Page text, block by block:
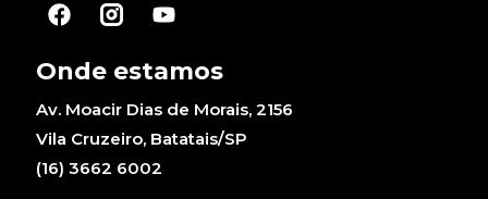
Onde estamos
Av. Moacir Dias de Morais, 2156
Vila Cruzeiro, Batatais/SP
(16) 3662 6002